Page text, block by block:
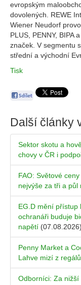
evropským
dovolených. REWE
Wiener Neudorf
PLUS, PENNY, BIPA
značek. V segmentu
střední a východní
Tisk
Další články
Sektor skotu a
chovy v ČR i
FAO: Světové
nejvýše za tři a půl
EG.D mění přístup
ochranáři buduje
napětí (07.08.2026)
Penny Market a
Lahve mizí z regálů
Odborníci: Za nižší